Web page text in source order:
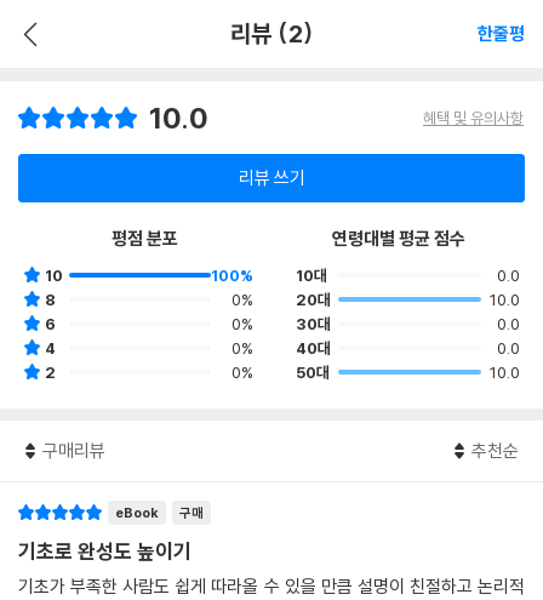
리뷰 (2) 한줄평
10.0 혜택 및 유의사항
리뷰 쓰기
평점 분포
10
100%
8
0%
6
0%
4
0%
2
0%
연령대별 평균 점수
10대
0.0
20대
10.0
30대
0.0
40대
0.0
50대
10.0
구매리뷰 추천순
eBook 구매
기초로 완성도 높이기
기초가 부족한 사람도 쉽게 따라올 수 있을 만큼 설명이 친절하고 논리적